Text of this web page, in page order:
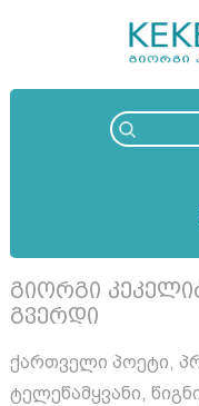
გიორგი
გვერდი
ქართველი პოეტი,
ტელეწამყვანი,